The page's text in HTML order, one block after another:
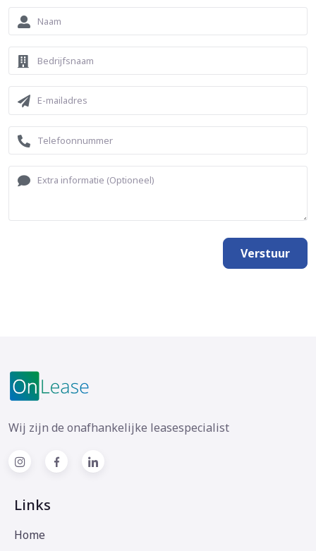
Verstuur
Wij zijn de onafhankelijke leasespecialist
Links
Home